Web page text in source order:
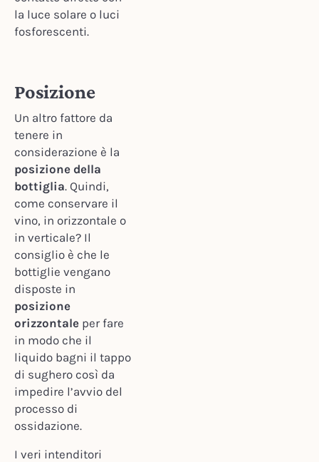
la luce solare o luci
fosforescenti.
Posizione
Un altro fattore da
tenere in
considerazione è la
posizione della
bottiglia. Quindi,
come conservare il
vino, in orizzontale o
in verticale? Il
consiglio è che le
bottiglie vengano
disposte in
posizione
orizzontaleper fare
in modo che il
liquido bagni il tappo
di sughero così da
impedire l’avvio del
processo di
ossidazione.
I veri intenditori